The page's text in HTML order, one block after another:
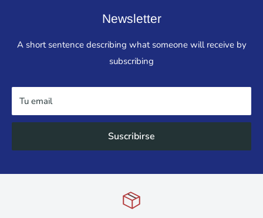
Newsletter
A short sentence describing what someone will receive by
subscribing
Tu email
Suscribirse